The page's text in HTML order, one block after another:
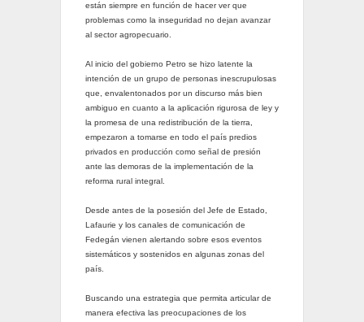
están siempre en función de hacer ver que
problemas como la inseguridad no dejan avanzar
al sector agropecuario.
Al inicio del gobierno Petro se hizo latente la
intención de un grupo de personas inescrupulosas
que, envalentonados por un discurso más bien
ambiguo en cuanto a la aplicación rigurosa de ley y
la promesa de una redistribución de la tierra,
empezaron a tomarse en todo el país predios
privados en producción como señal de presión
ante las demoras de la implementación de la
reforma rural integral.
Desde antes de la posesión del Jefe de Estado,
Lafaurie y los canales de comunicación de
Fedegán vienen alertando sobre esos eventos
sistemáticos y sostenidos en algunas zonas del
país.
Buscando una estrategia que permita articular de
manera efectiva las preocupaciones de los